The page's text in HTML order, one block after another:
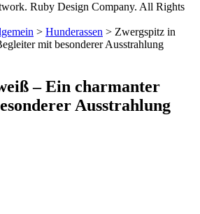
Ruby Design Company. All Rights
> Hunderassen > Zwergspitz in
mit besonderer Ausstrahlung
– Ein charmanter
Ausstrahlung